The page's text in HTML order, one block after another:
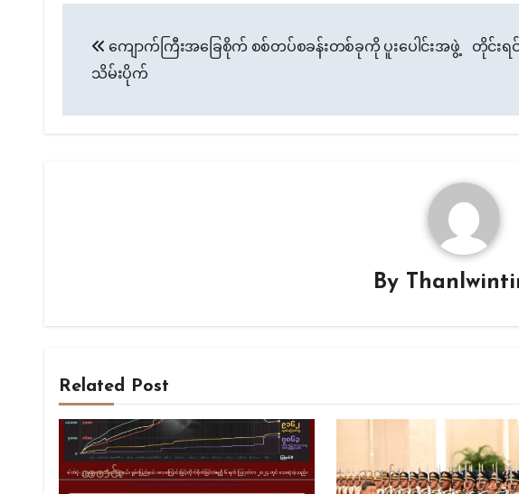
navigation
ကျောက်ကြီးအခြေစိုက် စစ်တပ်စခန်းတစ်ခုကို ပူးပေါင်းအဖွဲ့
သိမ်းပိုက်
တိုင်းရ
By
Related Post
သတင်း သတင်း